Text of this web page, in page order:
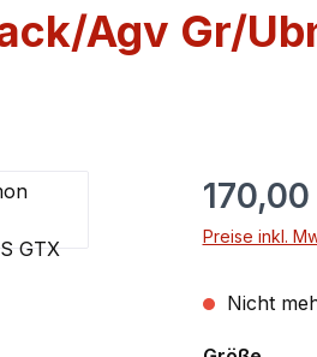
Agv Gr/
Preise inkl.
Nicht